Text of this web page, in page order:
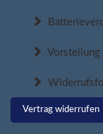
Vorstellung
Vertrag widerrufen